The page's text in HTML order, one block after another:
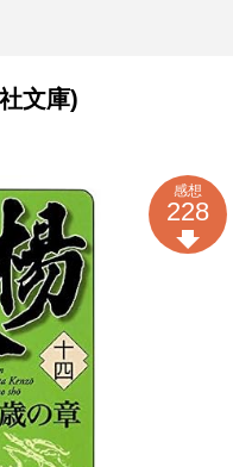
文庫)
感想
228